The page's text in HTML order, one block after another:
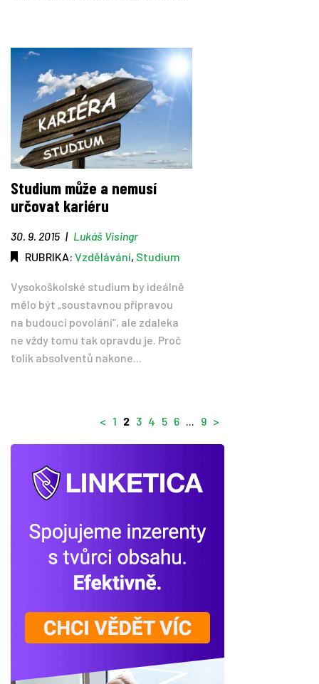
Studium může a nemusí
určovat kariéru
30. 9. 2015 | Lukáš Visingr
RUBRIKA: Vzdělávání, Studium
Vysokoškolské studium by ideálně
mělo být „soustavnou přípravou
na budoucí povolání“, ale zdaleka
ne vždy tomu tak opravdu je. Proč
tolik absolventů nakone...
< 1 2 3 4 5 6 ... 9 >